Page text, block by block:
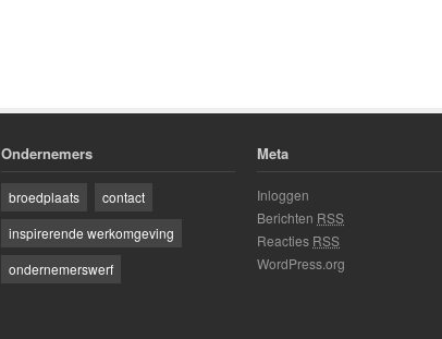
Ondernemers
broedplaats
contact
inspirerende werkomgeving
ondernemerswerf
Meta
Inloggen
Berichten RSS
Reacties RSS
WordPress.org